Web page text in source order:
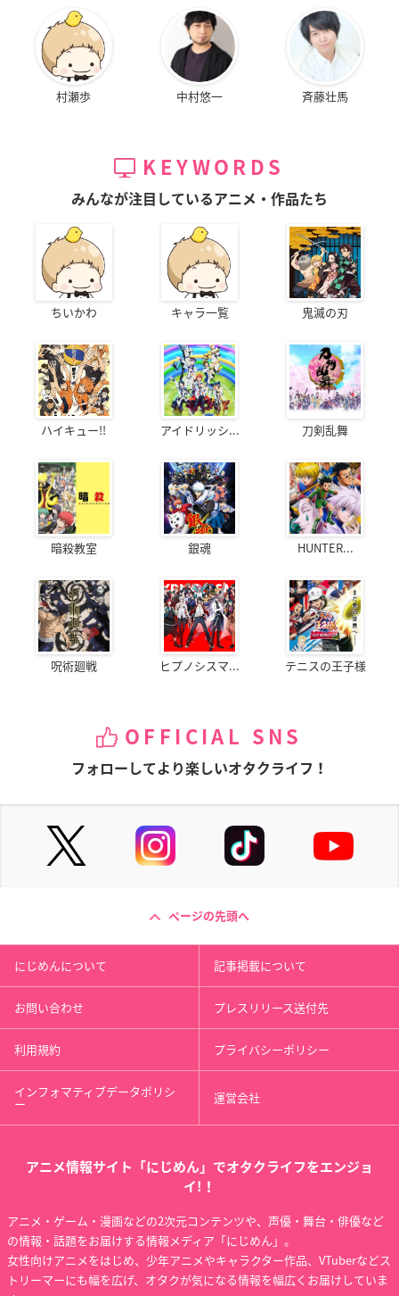
村瀬歩 中村悠一 斉藤壮馬
KEYWORDS
みんなが注目しているアニメ・作品たち
ちいかわ キャラ一覧 鬼滅の刃
ハイキュー!! アイドリッシ... 刀剣乱舞
暗殺教室 銀魂 HUNTER...
呪術廻戦 ヒプノシスマ... テニスの王子様
OFFICIAL SNS
フォローしてより楽しいオタクライフ！
ページの先頭へ
にじめんについて 記事掲載について
お問い合わせ プレスリリース送付先
利用規約 プライバシーポリシー
インフォマティブデータポリシ
ー 運営会社
アニメ情報サイト「にじめん」でオタクライフをエンジョ
イ!！
アニメ・ゲーム・漫画などの2次元コンテンツや、声優・舞台・俳優など
の情報・話題をお届けする情報メディア「にじめん」。
女性向けアニメをはじめ、少年アニメやキャラクター作品、VTuberなどス
トリーマーにも幅を広げ、オタクが気になる情報を幅広くお届けしていま